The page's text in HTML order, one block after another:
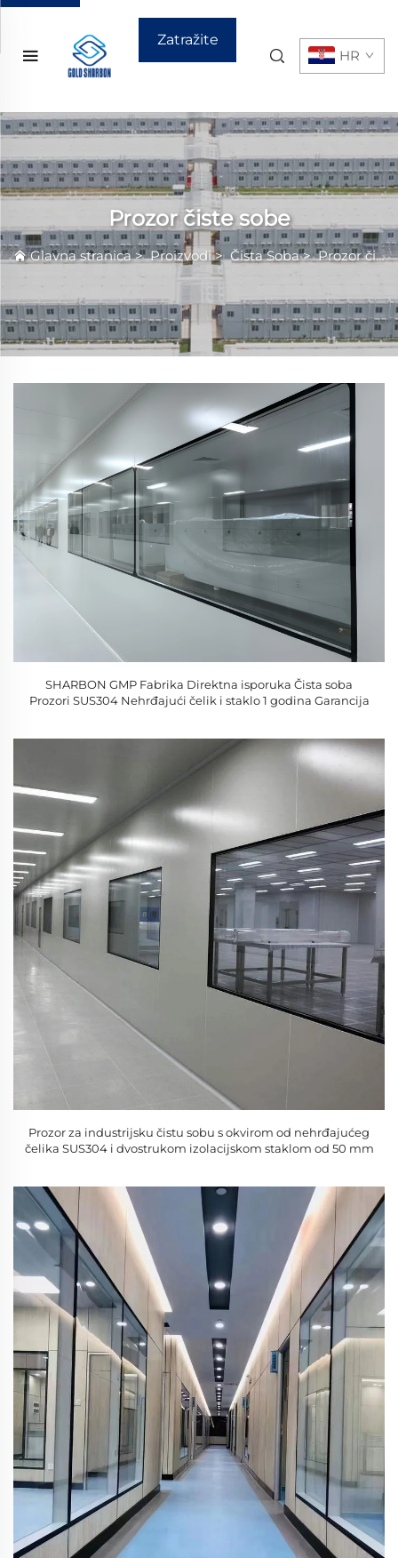
Zatražite
HR
Prozor čiste sobe
Glavna stranica>Proizvodi>Čista Sobа>Prozor čiste sobe
SHARBON GMP Fabrika Direktna isporuka Čista soba
Prozori SUS304 Nehrđajući čelik i staklo 1 godina Garancija
Prozor za industrijsku čistu sobu s okvirom od nehrđajućeg
čelika SUS304 i dvostrukom izolacijskom staklom od 50 mm